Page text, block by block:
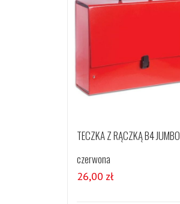
TECZKA Z RĄCZKĄ B4 JUMBO
czerwona
26,00 zł